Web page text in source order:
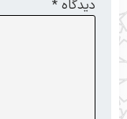
دیدگاه *